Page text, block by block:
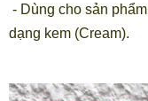
- Dùng cho sản
dạng kem (Cream).